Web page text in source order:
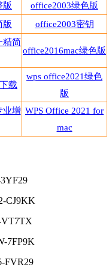
版
office2003绿色版
版 office2003密钥
精简
office2016mac绿色版
载
wps office2021绿色
版
业增 WPS Office 2021 for
mac
CJ9KK
7FP9K
FVR29